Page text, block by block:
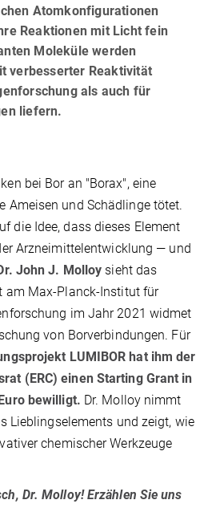
Atomkonfigurationen
Reaktionen mit Licht fein
Moleküle werden
verbesserter Reaktivität
als auch für
liefern.
bei Bor an "Borax", eine
Ameisen und Schädlinge tötet.
die Idee, dass dieses Element
Arzneimittelentwicklung — und
John J. Molloy sieht das
am Max-Planck-Institut für
im Jahr 2021 widmet
von Borverbindungen. Für
LUMIBOR hat ihm der
(ERC) einen Starting Grant in
bewilligt. Dr. Molloy nimmt
Lieblingselements und zeigt, wie
chemischer Werkzeuge
Dr. Molloy! Erzählen Sie uns